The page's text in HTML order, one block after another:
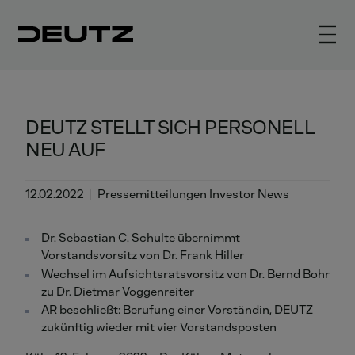
DEUTZ STELLT SICH PERSONELL
NEU AUF
12.02.2022 Pressemitteilungen Investor News
Dr. Sebastian C. Schulte übernimmt
Vorstandsvorsitz von Dr. Frank Hiller
Wechsel im Aufsichtsratsvorsitz von Dr. Bernd Bohr
zu Dr. Dietmar Voggenreiter
AR beschließt: Berufung einer Vorständin, DEUTZ
zukünftig wieder mit vier Vorstandsposten